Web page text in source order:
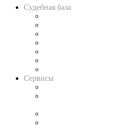
Судебная база
Сервисы